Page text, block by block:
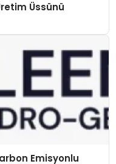
Üssünü
Emisyonlu